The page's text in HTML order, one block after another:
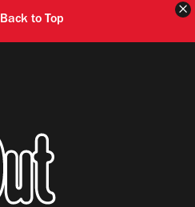
Back to Top